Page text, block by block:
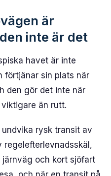
är
inte är det
havet är inte
förtjänar sin plats när
den gör det inte när
än rutt.
rysk transit av
regelefterlevnadsskäl,
och kort sjöfart